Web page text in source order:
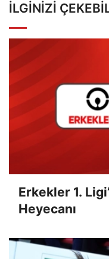
İLGINIZI
Erkekler 1.
Heyecanı